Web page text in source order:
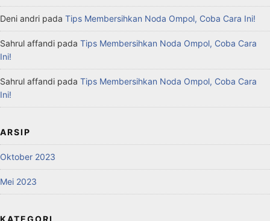
Deni andri pada Tips Membersihkan Noda Ompol, Coba Cara Ini!
Sahrul affandi pada Tips Membersihkan Noda Ompol, Coba Cara
Ini!
Sahrul affandi pada Tips Membersihkan Noda Ompol, Coba Cara
Ini!
ARSIP
Oktober 2023
Mei 2023